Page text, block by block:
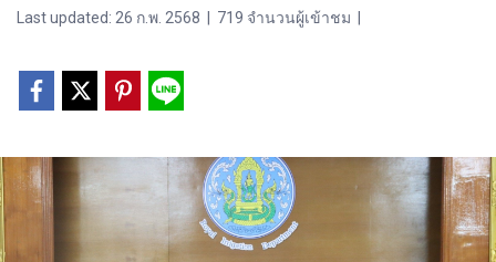
Last updated: 26 ก.พ. 2568 719 จำนวนผู้เข้าชม